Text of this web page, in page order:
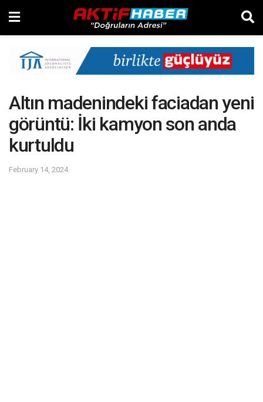
Altın madenindeki faciadan yeni
görüntü: İki kamyon son anda
kurtuldu
February 14, 2024